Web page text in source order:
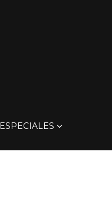
ESPECIALES